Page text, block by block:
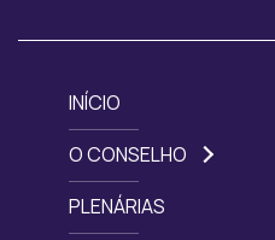
INÍCIO
O CONSELHO
PLENÁRIAS